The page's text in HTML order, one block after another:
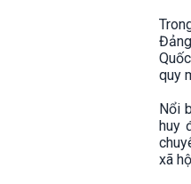
quy
Nổi
huy
xã